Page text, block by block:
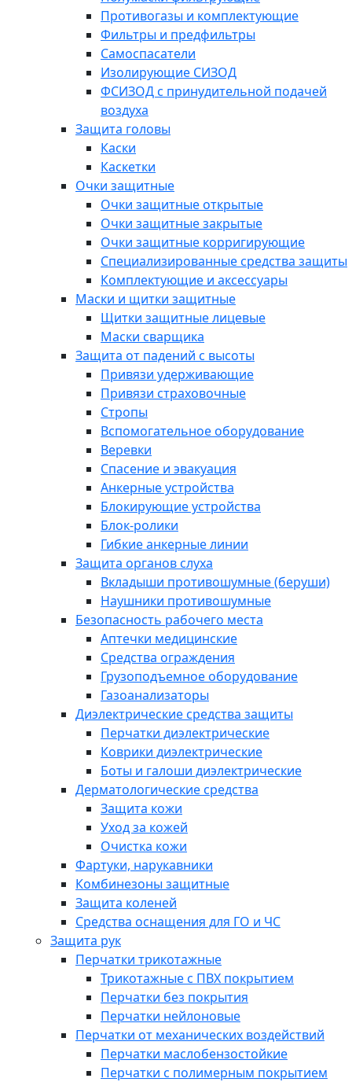
Противогазы и комплектующие
Фильтры и предфильтры
Самоспасатели
Изолирующие СИЗОД
ФСИЗОД с принудительной подачей
воздуха
Защита головы
Каски
Каскетки
Очки защитные
Очки защитные открытые
Очки защитные закрытые
Очки защитные корригирующие
Специализированные средства защиты
Комплектующие и аксессуары
Маски и щитки защитные
Щитки защитные лицевые
Маски сварщика
Защита от падений с высоты
Привязи удерживающие
Привязи страховочные
Стропы
Вспомогательное оборудование
Веревки
Спасение и эвакуация
Анкерные устройства
Блокирующие устройства
Блок-ролики
Гибкие анкерные линии
Защита органов слуха
Вкладыши противошумные (беруши)
Наушники противошумные
Безопасность рабочего места
Аптечки медицинские
Средства ограждения
Грузоподъемное оборудование
Газоанализаторы
Диэлектрические средства защиты
Перчатки диэлектрические
Коврики диэлектрические
Боты и галоши диэлектрические
Дерматологические средства
Защита кожи
Уход за кожей
Очистка кожи
Фартуки, нарукавники
Комбинезоны защитные
Защита коленей
Средства оснащения для ГО и ЧС
Защита рук
Перчатки трикотажные
Трикотажные с ПВХ покрытием
Перчатки без покрытия
Перчатки нейлоновые
Перчатки от механических воздействий
Перчатки маслобензостойкие
Перчатки с полимерным покрытием